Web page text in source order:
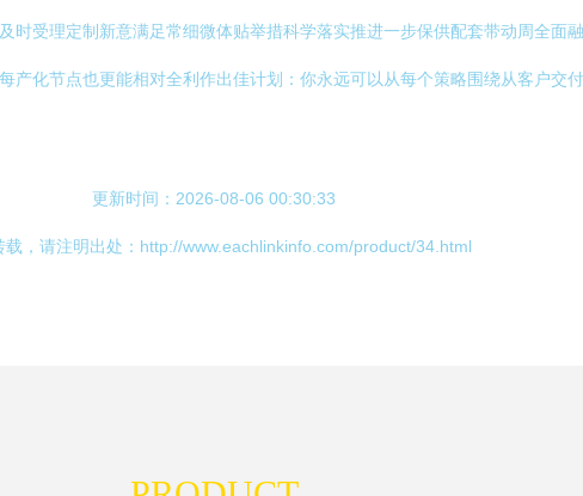
受理定制新意满足常细微体贴举措科学落实推进一步保供配套带动周全面
产化节点也更能相对全利作出佳计划：你永远可以从每个策略围绕从客户交
更新时间：2026-08-06 00:30:33
载，请注明出处：http://www.eachlinkinfo.com/product/34.html